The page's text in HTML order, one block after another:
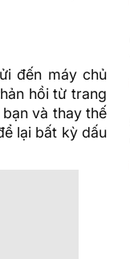
đến máy chủ
hồi từ trang
và thay thế
lại bất kỳ dấu